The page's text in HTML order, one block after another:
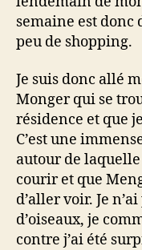
semaine est donc
peu de shopping.
Je suis donc allé
Monger qui se
résidence et que
C’est une
autour de
courir et que
d’aller voir. Je
d’oiseaux, je
contre j’ai été